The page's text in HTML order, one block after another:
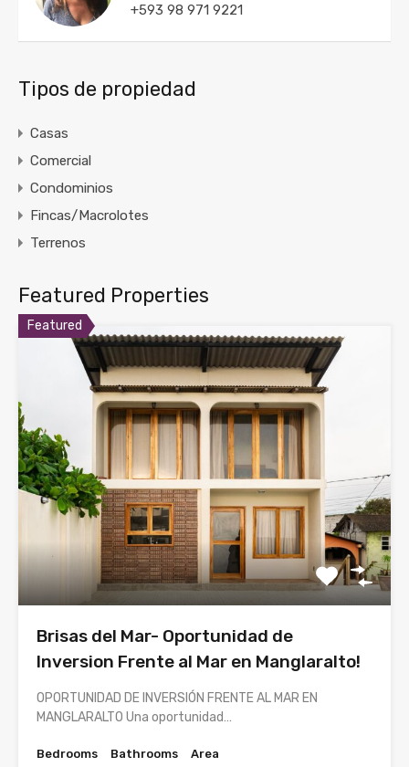
+593 98 971 9221
Tipos de propiedad
Casas
Comercial
Condominios
Fincas/Macrolotes
Terrenos
Featured Properties
Featured
Brisas del Mar- Oportunidad de
Inversion Frente al Mar en Manglaralto!
OPORTUNIDAD DE INVERSIÓN FRENTE AL MAR EN
MANGLARALTO Una oportunidad…
Bedrooms
Bathrooms
Area